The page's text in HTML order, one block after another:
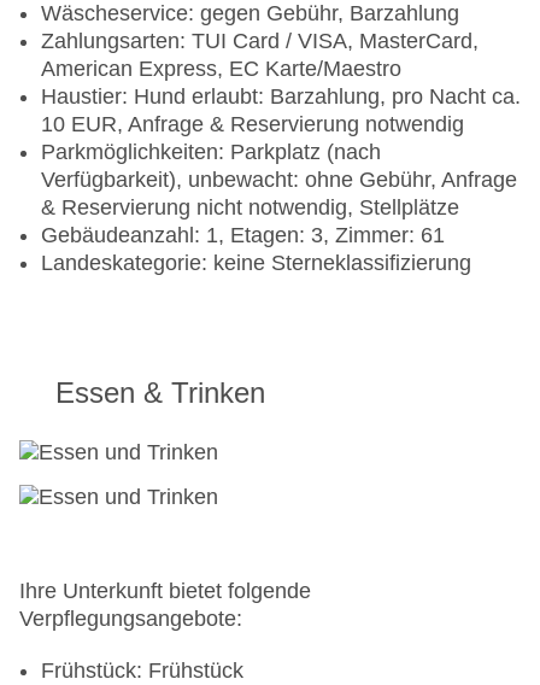
Wäscheservice: gegen Gebühr, Barzahlung
Zahlungsarten: TUI Card / VISA, MasterCard,
American Express, EC Karte/Maestro
Haustier: Hund erlaubt: Barzahlung, pro Nacht ca.
10 EUR, Anfrage & Reservierung notwendig
Parkmöglichkeiten: Parkplatz (nach
Verfügbarkeit), unbewacht: ohne Gebühr, Anfrage
& Reservierung nicht notwendig, Stellplätze
Gebäudeanzahl: 1, Etagen: 3, Zimmer: 61
Landeskategorie: keine Sterneklassifizierung
Essen & Trinken
Ihre Unterkunft bietet folgende
Verpflegungsangebote:
Frühstück: Frühstück